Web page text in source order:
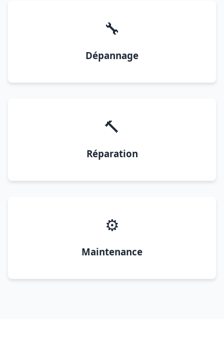
🔧
Dépannage
🔨
Réparation
⚙️
Maintenance